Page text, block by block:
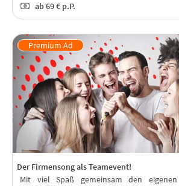
ab69 € p.P.
Der Firmensong als Teamevent!
Mit viel Spaß gemeinsam den